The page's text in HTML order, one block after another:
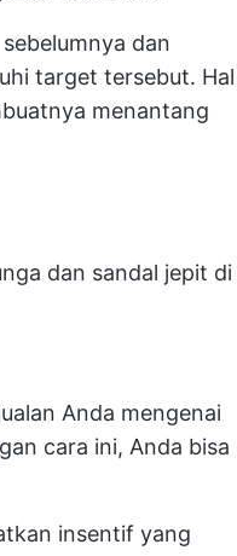
dan
target tersebut. Hal
menantang
dan sandal jepit di
Anda mengenai
cara ini, Anda bisa
insentif yang